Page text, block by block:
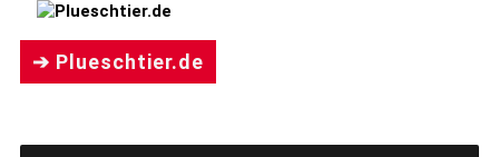
➔ Plueschtier.de